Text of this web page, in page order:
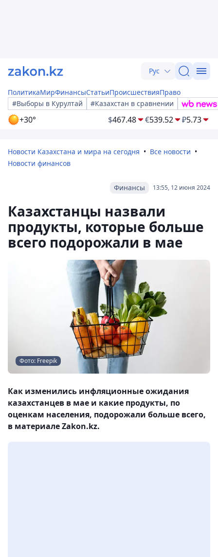
Рус
ПолитикаМирФинансыСтатьиПроисшествияПраво
#Выборы в Курултай
#Казахстан в сравнении
+30° $467.48 €539.52 ₽5.73
Новости Казахстана и мира на сегодня
Все новости
Новости финансов
13:55, 12 июня 2024
Финансы
Казахстанцы назвали
продукты, которые больше
всего подорожали в мае
Фото: Freepik
Как изменились инфляционные ожидания
казахстанцев в мае и какие продукты, по
оценкам населения, подорожали больше всего,
в материале Zakon.kz.